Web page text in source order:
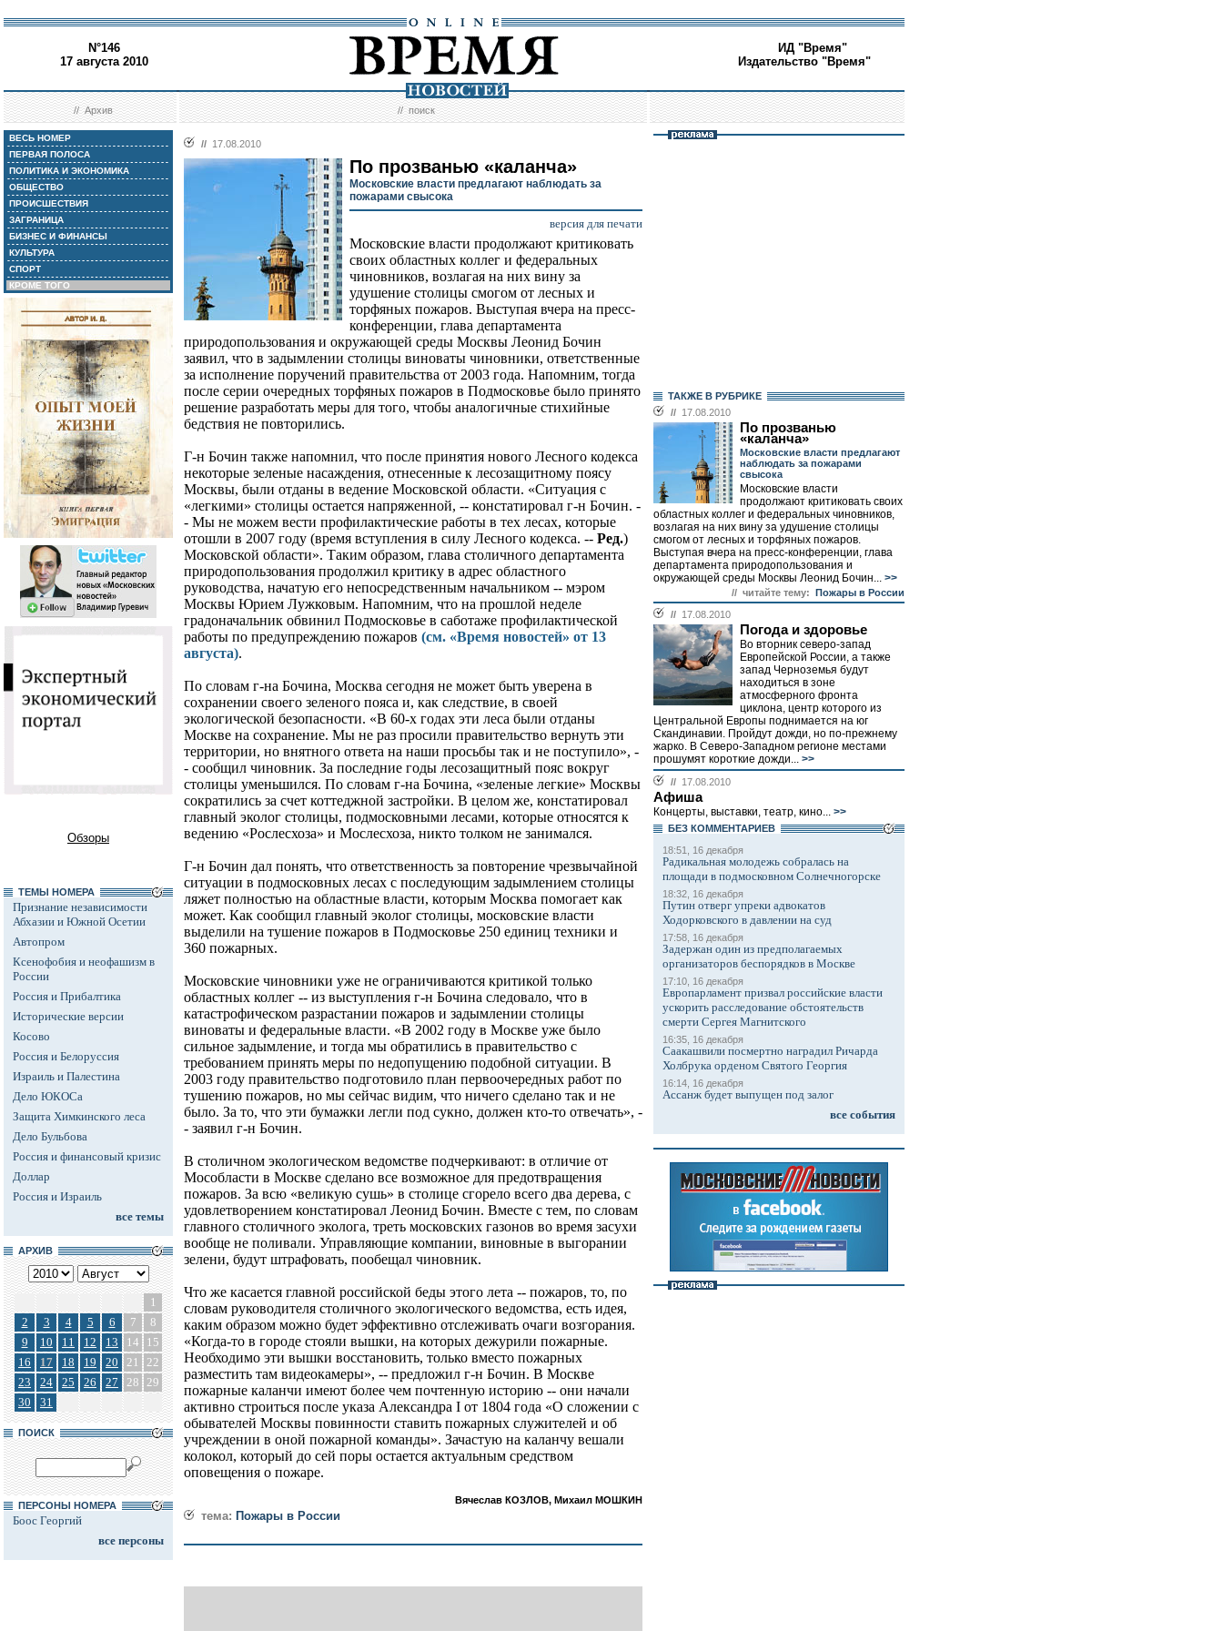
N°146
17 августа 2010
ИД "Время"
Издательство "Время"
//Архив //поиск
ВЕСЬ НОМЕР
ПЕРВАЯ ПОЛОСА
ПОЛИТИКА И ЭКОНОМИКА
ОБЩЕСТВО
ПРОИСШЕСТВИЯ
ЗАГРАНИЦА
БИЗНЕС И ФИНАНСЫ
КУЛЬТУРА
СПОРТ
КРОМЕ ТОГО
Обзоры
ТЕМЫ НОМЕРА
Признание независимости
Абхазии и Южной Осетии
Автопром
Ксенофобия и неофашизм в
России
Россия и Прибалтика
Исторические версии
Косово
Россия и Белоруссия
Израиль и Палестина
Дело ЮКОСа
Защита Химкинского леса
Дело Бульбова
Россия и финансовый кризис
Доллар
Россия и Израиль
все темы
АРХИВ
1
2
3 4 5 6 7
8
9
10 11 12 13 14
15
16
17 18 19 20 21
22
23
24 25 26 27 28 29
30
31
ПОИСК
ПЕРСОНЫ НОМЕРА
Боос Георгий
все персоны
// 17.08.2010
По прозванью «каланча»
Московские власти предлагают наблюдать за
пожарами свысока
версия для печати
Московские власти продолжают критиковать
своих областных коллег и федеральных
чиновников, возлагая на них вину за
удушение столицы смогом от лесных и
торфяных пожаров. Выступая вчера на пресс-
конференции, глава департамента
природопользования и окружающей среды Москвы Леонид Бочин
заявил, что в задымлении столицы виноваты чиновники, ответственные
за исполнение поручений правительства от 2003 года. Напомним, тогда
после серии очередных торфяных пожаров в Подмосковье было принято
решение разработать меры для того, чтобы аналогичные стихийные
бедствия не повторились.
Г-н Бочин также напомнил, что после принятия нового Лесного кодекса
некоторые зеленые насаждения, отнесенные к лесозащитному поясу
Москвы, были отданы в ведение Московской области. «Ситуация с
«легкими» столицы остается напряженной, -- констатировал г-н Бочин. -
- Мы не можем вести профилактические работы в тех лесах, которые
отошли в 2007 году (время вступления в силу Лесного кодекса. -- Ред.)
Московской области». Таким образом, глава столичного департамента
природопользования продолжил критику в адрес областного
руководства, начатую его непосредственным начальником -- мэром
Москвы Юрием Лужковым. Напомним, что на прошлой неделе
градоначальник обвинил Подмосковье в саботаже профилактической
работы по предупреждению пожаров (см. «Время новостей» от 13
августа).
По словам г-на Бочина, Москва сегодня не может быть уверена в
сохранении своего зеленого пояса и, как следствие, в своей
экологической безопасности. «В 60-х годах эти леса были отданы
Москве на сохранение. Мы не раз просили правительство вернуть эти
территории, но внятного ответа на наши просьбы так и не поступило», -
- сообщил чиновник. За последние годы лесозащитный пояс вокруг
столицы уменьшился. По словам г-на Бочина, «зеленые легкие» Москвы
сократились за счет коттеджной застройки. В целом же, констатировал
главный эколог столицы, подмосковными лесами, которые относятся к
ведению «Рослесхоза» и Мослесхоза, никто толком не занимался.
Г-н Бочин дал понять, что ответственность за повторение чрезвычайной
ситуации в подмосковных лесах с последующим задымлением столицы
ляжет полностью на областные власти, которым Москва помогает как
может. Как сообщил главный эколог столицы, московские власти
выделили на тушение пожаров в Подмосковье 250 единиц техники и
360 пожарных.
Московские чиновники уже не ограничиваются критикой только
областных коллег -- из выступления г-н Бочина следовало, что в
катастрофическом разрастании пожаров и задымлении столицы
виноваты и федеральные власти. «В 2002 году в Москве уже было
сильное задымление, и тогда мы обратились в правительство с
требованием принять меры по недопущению подобной ситуации. В
2003 году правительство подготовило план первоочередных работ по
тушению пожаров, но мы сейчас видим, что ничего сделано так и не
было. За то, что эти бумажки легли под сукно, должен кто-то отвечать», -
- заявил г-н Бочин.
В столичном экологическом ведомстве подчеркивают: в отличие от
Мособласти в Москве сделано все возможное для предотвращения
пожаров. За всю «великую сушь» в столице сгорело всего два дерева, с
удовлетворением констатировал Леонид Бочин. Вместе с тем, по словам
главного столичного эколога, треть московских газонов во время засухи
вообще не поливали. Управляющие компании, виновные в выгорании
зелени, будут штрафовать, пообещал чиновник.
Что же касается главной российской беды этого лета -- пожаров, то, по
словам руководителя столичного экологического ведомства, есть идея,
каким образом можно будет эффективно отслеживать очаги возгорания.
«Когда-то в городе стояли вышки, на которых дежурили пожарные.
Необходимо эти вышки восстановить, только вместо пожарных
разместить там видеокамеры», -- предложил г-н Бочин. В Москве
пожарные каланчи имеют более чем почтенную историю -- они начали
активно строиться после указа Александра I от 1804 года «О сложении с
обывателей Москвы повинности ставить пожарных служителей и об
учреждении в оной пожарной команды». Зачастую на каланчу вешали
колокол, который до сей поры остается актуальным средством
оповещения о пожаре.
Вячеслав КОЗЛОВ, Михаил МОШКИН
тема: Пожары в России
ТАКЖЕ В РУБРИКЕ
// 17.08.2010
По прозванью
«каланча»
Московские власти предлагают
наблюдать за пожарами
свысока
Московские власти
продолжают критиковать своих
областных коллег и федеральных чиновников,
возлагая на них вину за удушение столицы
смогом от лесных и торфяных пожаров.
Выступая вчера на пресс-конференции, глава
департамента природопользования и
окружающей среды Москвы Леонид Бочин... >>
// читайте тему: Пожары в России
// 17.08.2010
Погода и здоровье
Во вторник северо-запад
Европейской России, а также
запад Черноземья будут
находиться в зоне
атмосферного фронта
циклона, центр которого из
Центральной Европы поднимается на юг
Скандинавии. Пройдут дожди, но по-прежнему
жарко. В Северо-Западном регионе местами
прошумят короткие дожди... >>
// 17.08.2010
Афиша
Концерты, выставки, театр, кино... >>
БЕЗ КОМMЕНТАРИЕВ
18:51, 16 декабря
Радикальная молодежь собралась на
площади в подмосковном Солнечногорске
18:32, 16 декабря
Путин отверг упреки адвокатов
Ходорковского в давлении на суд
17:58, 16 декабря
Задержан один из предполагаемых
организаторов беспорядков в Москве
17:10, 16 декабря
Европарламент призвал российские власти
ускорить расследование обстоятельств
смерти Сергея Магнитского
16:35, 16 декабря
Саакашвили посмертно наградил Ричарда
Холбрука орденом Святого Георгия
16:14, 16 декабря
Ассанж будет выпущен под залог
все события